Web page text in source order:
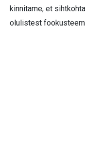
kinnitame, et
olulistest